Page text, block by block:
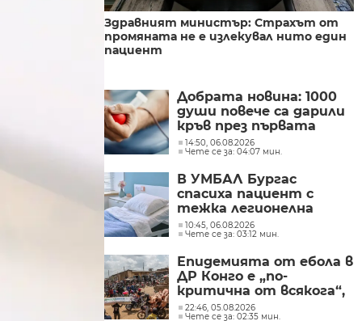
Здравният министър: Страхът от
промяната не е излекувал нито един
пациент
Добрата новина: 1000
души повече са дарили
кръв през първата
половина на 2026 г.
14:50, 06.08.2026
Чете се за: 04:07 мин.
В УМБАЛ Бургас
спасиха пациент с
тежка легионелна
инфекция
10:45, 06.08.2026
Чете се за: 03:12 мин.
Епидемията от ебола в
ДР Конго е „по-
критична от всякога“,
съобщиха от „Лекари
22:46, 05.08.2026
Чете се за: 02:35 мин.